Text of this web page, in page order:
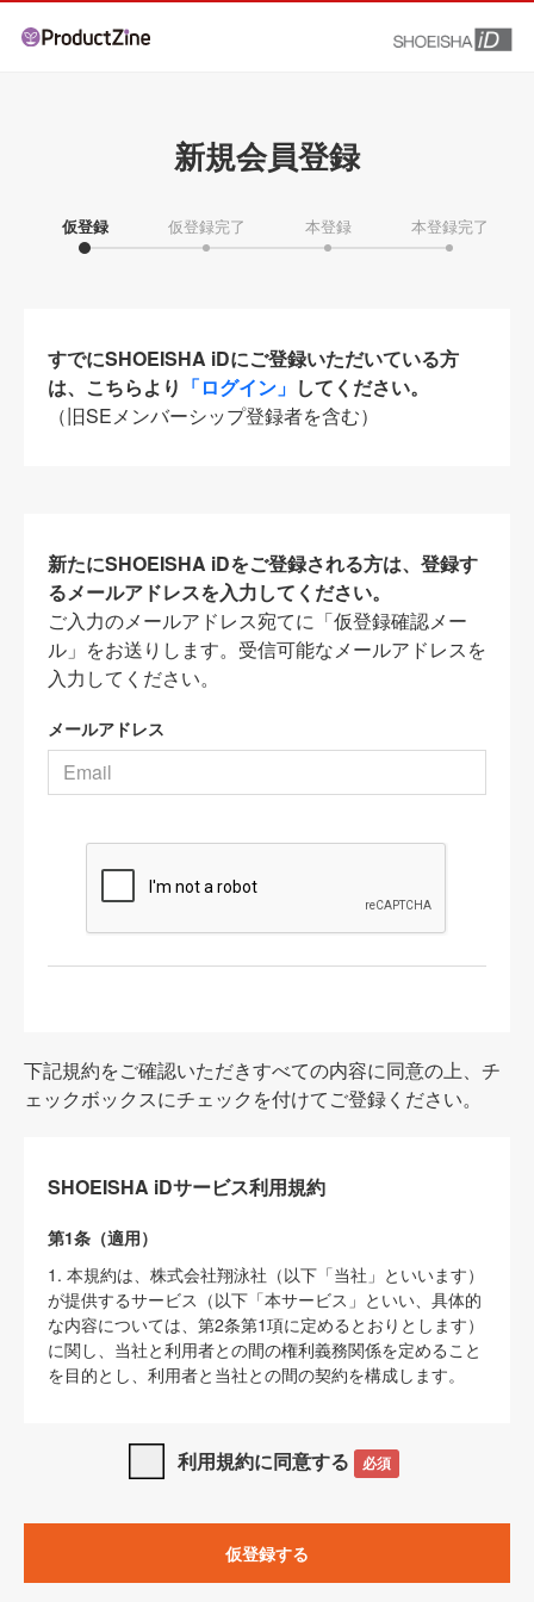
新規会員登録
仮登録 仮登録完了 本登録 本登録完了
すでにSHOEISHA iDにご登録いただいている方
は、こちらより 「ログイン」 してください。
（旧SEメンバーシップ登録者を含む）
新たにSHOEISHA iDをご登録される方は、登録す
るメールアドレスを入力してください。
ご入力のメールアドレス宛てに「仮登録確認メー
ル」をお送りします。受信可能なメールアドレスを
入力してください。
メールアドレス
下記規約をご確認いただきすべての内容に同意の上、チ
ェックボックスにチェックを付けてご登録ください。
SHOEISHA iDサービス利用規約
第1条（適用）
1. 本規約は、株式会社翔泳社（以下「当社」といいます）
が提供するサービス（以下「本サービス」といい、具体的
な内容については、第2条第1項に定めるとおりとします）
に関し、当社と利用者との間の権利義務関係を定めること
を目的とし、利用者と当社との間の契約を構成します。
SHOEISHA iDプライバシーポリシー」及び「
サイト上でのデータの利用について（Cookieポリシー）
3. 本規約の内容と、前項に記載する定めその他当社が定め
利用規約に同意する 必須
仮登録する